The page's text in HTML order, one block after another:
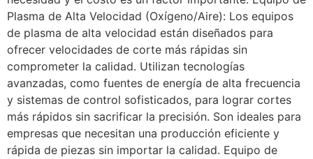
Plasma de Alta Velocidad (Oxígeno/Aire): Los equipos
de plasma de alta velocidad están diseñados para
ofrecer velocidades de corte más rápidas sin
comprometer la calidad. Utilizan tecnologías
avanzadas, como fuentes de energía de alta frecuencia
y sistemas de control sofisticados, para lograr cortes
más rápidos sin sacrificar la precisión. Son ideales para
empresas que necesitan una producción eficiente y
rápida de piezas sin importar la calidad. Equipo de